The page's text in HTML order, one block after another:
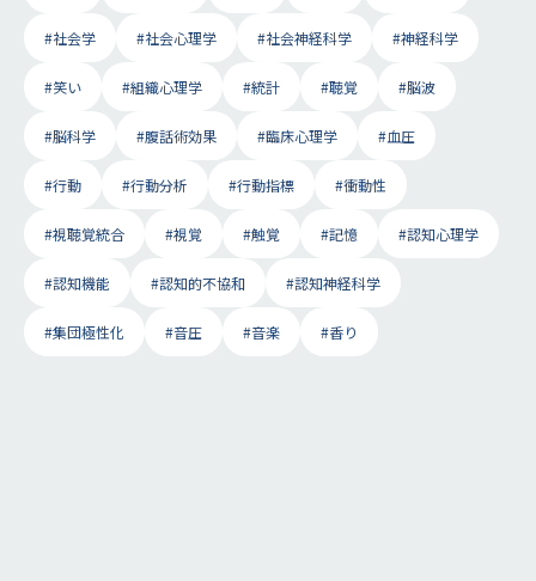
#社会学 #社会心理学 #社会神経科学 #神経科学
#笑い #組織心理学 #統計 #聴覚 #脳波
#脳科学 #腹話術効果 #臨床心理学 #血圧
#行動 #行動分析 #行動指標 #衝動性
#視聴覚統合 #視覚 #触覚 #記憶 #認知心理学
#認知機能 #認知的不協和 #認知神経科学
#集団極性化 #音圧 #音楽 #香り